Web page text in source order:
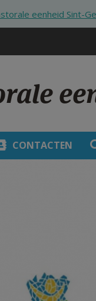
eenheid Sint-
CONTACTEN